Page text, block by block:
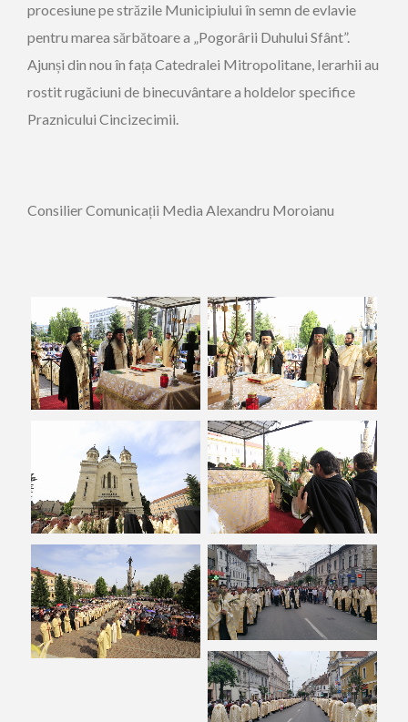
procesiune pe străzile Municipiului în semn de evlavie
pentru marea sărbătoare a „Pogorârii Duhului Sfânt”.
Ajunși din nou în fața Catedralei Mitropolitane, Ierarhii au
rostit rugăciuni de binecuvântare a holdelor specifice
Praznicului Cincizecimii.
Consilier Comunicații Media Alexandru Moroianu